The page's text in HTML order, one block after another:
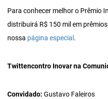
Para conhecer melhor o Prêmio
distribuirá R$ 150 mil em
nossa página especial .
Twittencontro Inovar na
Convidado: Gustavo Faleiros